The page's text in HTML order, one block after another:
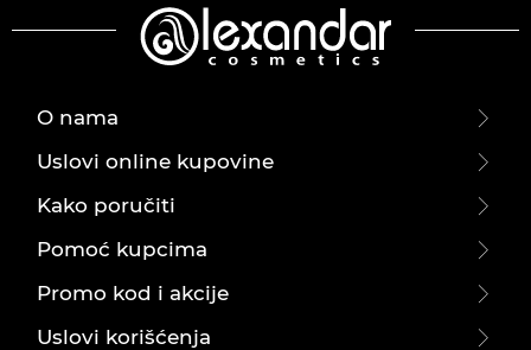
O nama
Uslovi online kupovine
Kako poručiti
Pomoć kupcima
Promo kod i akcije
Uslovi korišćenja